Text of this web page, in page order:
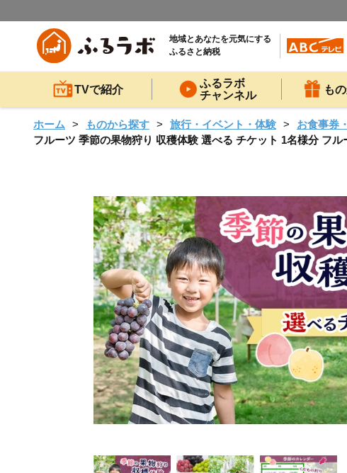
地域とあなたを元気にする
ふるさと納税
TVで紹介
ふるラボ
チャンネル
も
ホーム ものから探す 旅行・イベント・体験
お食事券
フルーツ 季節の果物狩り 収穫体験 選べる チケット 1名様分 フ